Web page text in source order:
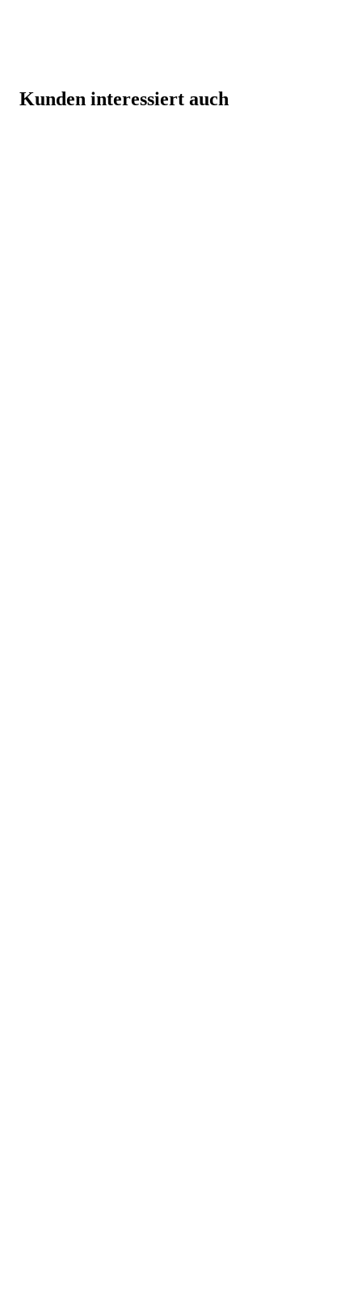
Kunden interessiert auch